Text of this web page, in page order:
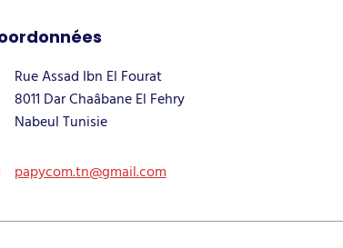
Rue Assad Ibn El Fourat
8011 Dar Chaâbane El Fehry
Nabeul Tunisie
papycom.tn@gmail.com